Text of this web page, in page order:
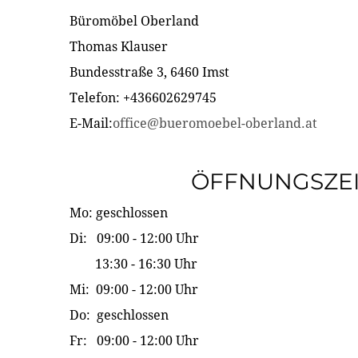
Büromöbel Oberland
Thomas Klauser
Bundesstraße 3, 6460 Imst
Telefon: +436602629745
E-Mail:office@bueromoebel-oberland.at
Mo: geschlossen
Di: 09:00 - 12:00 Uhr
13:30 - 16:30 Uhr
Mi: 09:00 - 12:00 Uhr
Do: geschlossen
Fr: 09:00 - 12:00 Uhr